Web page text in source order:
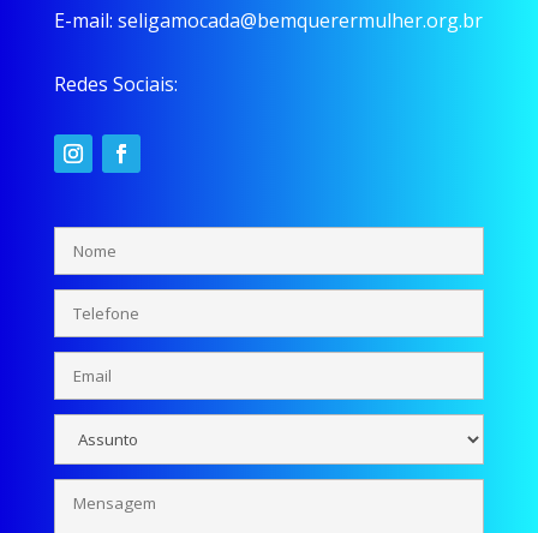
E-mail: seligamocada@bemquerermulher.org.br
Redes Sociais: